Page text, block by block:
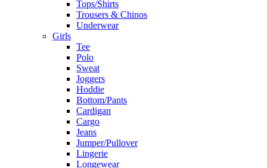
Tops/Shirts
Trousers & Chinos
Underwear
Girls
Tee
Polo
Sweat
Joggers
Hoddie
Bottom/Pants
Cardigan
Cargo
Jeans
Jumper/Pullover
Lingerie
Longewear